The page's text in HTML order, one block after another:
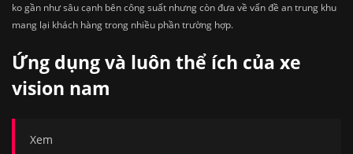
ko gần như sâu cạnh bên công suất nhưng còn đưa về vấn đề an trung khu
mang lại khách hàng trong nhiều phần trường hợp.
Ứng dụng và luôn thể ích của xe
vision nam
Xem